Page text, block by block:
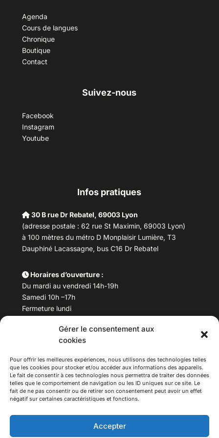
Gérer le consentement aux
cookies
Pour offrir les meilleures expériences, nous utilisons des technologies telles
que les cookies pour stocker et/ou accéder aux informations des appareils.
Le fait de consentir à ces technologies nous permettra de traiter des données
telles que le comportement de navigation ou les ID uniques sur ce site. Le
fait de ne pas consentir ou de retirer son consentement peut avoir un effet
négatif sur certaines caractéristiques et fonctions.
Accepter
Agenda
Cours de langues
Chronique
Boutique
Contact
Suivez-nous
Facebook
Instagram
Youtube
Infos pratiques
30 B rue Dr Rebatel, 69003 Lyon
(adresse postale : 62 rue St Maximin, 69003 Lyon)
à 100 mètres du métro D Monplaisir Lumière, T3
Dauphiné Lacassagne, bus C16 Dr Rebatel
Horaires d’ouverture :
Du mardi au vendredi 14h-19h
Samedi 10h –17h
Fermeture lundi
Téléphone : 04 78 53 06 40
maisondesculturesasiatiques@asiexpo.com